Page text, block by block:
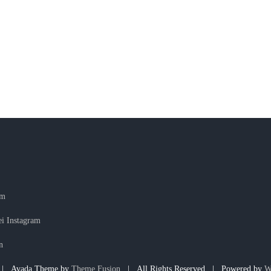
Instagram
Avada Theme byTheme Fusion | All Rights Reserved | Powered by